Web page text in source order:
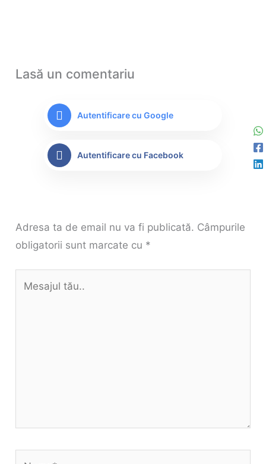
Lasă un comentariu
Autentificare cu Google
Autentificare cu Facebook
Adresa ta de email nu va fi publicată. Câmpurile
obligatorii sunt marcate cu *